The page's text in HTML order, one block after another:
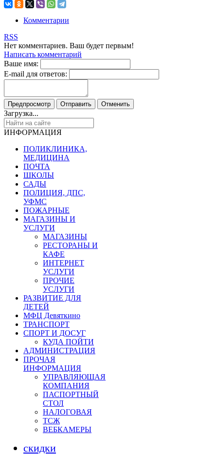
Комментарии
RSS
Нет комментариев. Ваш будет первым!
Написать комментарий
Ваше имя:
E-mail для ответов:
Загрузка...
ИНФОРМАЦИЯ
ПОЛИКЛИНИКА,
МЕДИЦИНА
ПОЧТА
ШКОЛЫ
САДЫ
ПОЛИЦИЯ, ДПС,
УФМС
ПОЖАРНЫЕ
МАГАЗИНЫ И
УСЛУГИ
МАГАЗИНЫ
РЕСТОРАНЫ И
КАФЕ
ИНТЕРНЕТ
УСЛУГИ
ПРОЧИЕ
УСЛУГИ
РАЗВИТИЕ ДЛЯ
ДЕТЕЙ
МФЦ Девяткино
ТРАНСПОРТ
СПОРТ И ДОСУГ
КУДА ПОЙТИ
АДМИНИСТРАЦИЯ
ПРОЧАЯ
ИНФОРМАЦИЯ
УПРАВЛЯЮЩАЯ
КОМПАНИЯ
ПАСПОРТНЫЙ
СТОЛ
НАЛОГОВАЯ
ТСЖ
ВЕБКАМЕРЫ
скидки